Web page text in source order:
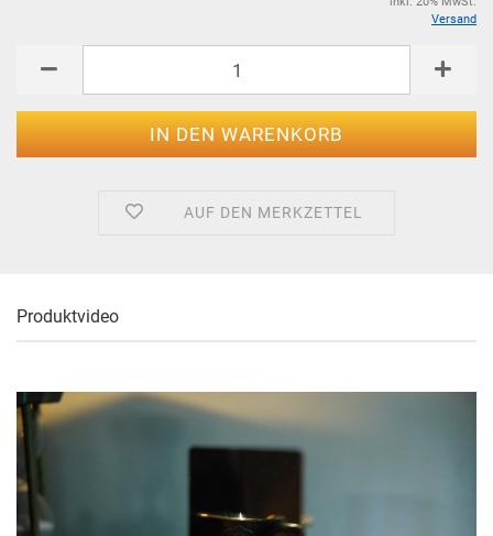
Versand
AUF DEN MERKZETTEL
Produktvideo